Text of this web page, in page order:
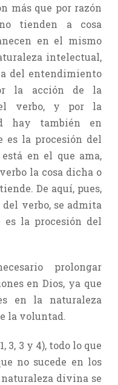
más que por razón
tienden a cosa
en el mismo
intelectual,
del entendimiento
la acción de la
verbo, y por la
hay también en
es la procesión del
en el que ama,
la cosa dicha o
De aquí, pues,
del verbo, se admita
es la procesión del
prolongar
en Dios, ya que
en la naturaleza
la voluntad.
3, 3 y 4), todo lo que
no sucede en los
divina se